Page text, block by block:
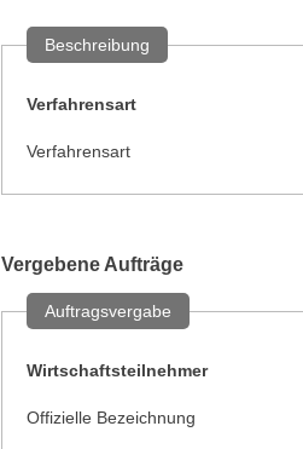
Beschreibung
Verfahrensart
Verfahrensart
Vergebene Aufträge
Auftragsvergabe
Wirtschaftsteilnehmer
Offizielle Bezeichnung